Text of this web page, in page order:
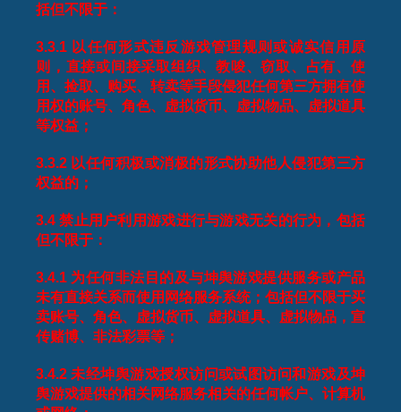
括但不限于：
3.3.1 以任何形式违反游戏管理规则或诚实信用原
则，直接或间接采取组织、教唆、窃取、占有、使
用、捡取、购买、转卖等手段侵犯任何第三方拥有使
用权的账号、角色、虚拟货币、虚拟物品、虚拟道具
等权益；
3.3.2 以任何积极或消极的形式协助他人侵犯第三方
权益的；
3.4禁止用户利用游戏进行与游戏无关的行为，包括
但不限于：
3.4.1 为任何非法目的及与坤舆游戏提供服务或产品
未有直接关系而使用网络服务系统；包括但不限于买
卖账号、角色、虚拟货币、虚拟道具、虚拟物品，宣
传赌博、非法彩票等；
3.4.2未经坤舆游戏授权访问或试图访问和游戏及坤
舆游戏提供的相关网络服务相关的任何帐户、计算机